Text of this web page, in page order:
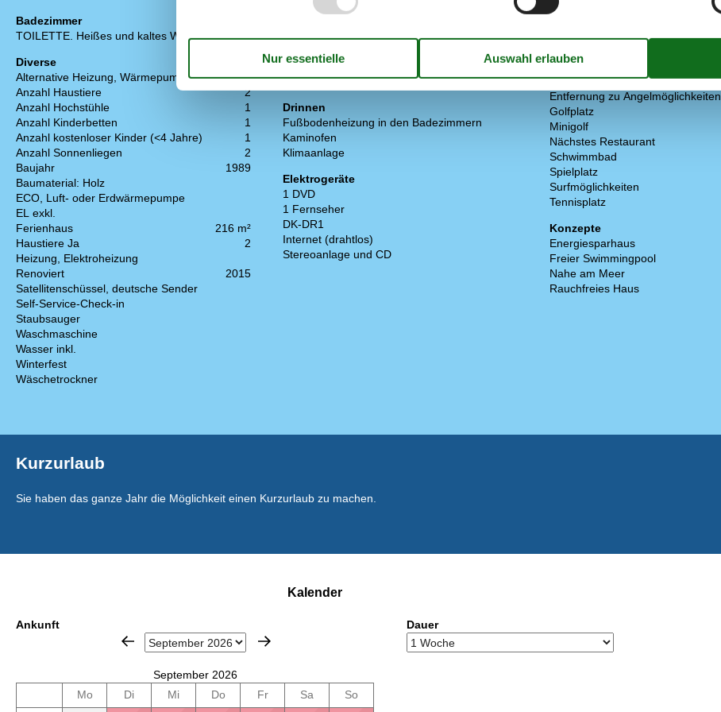
Badezimmer
TOILETTE. Heißes und kaltes Wasser
Diverse
Alternative Heizung, Wärmepumpe
Anzahl Haustiere
2
Anzahl Hochstühle
1
Anzahl Kinderbetten
1
Anzahl kostenloser Kinder (<4 Jahre)
1
Anzahl Sonnenliegen
2
Baujahr
1989
Baumaterial: Holz
ECO, Luft- oder Erdwärmepumpe
EL exkl.
Ferienhaus
216 m²
Haustiere Ja
2
Heizung, Elektroheizung
Renoviert
2015
Satellitenschüssel, deutsche Sender
Self-Service-Check-in
Staubsauger
Waschmaschine
Wasser inkl.
Winterfest
Wäschetrockner
Gartenmöbel
Kostenloser Parkplatz auf dem Gelände
4
Naturgrundstück
6477 m²
Drinnen
Fußbodenheizung in den Badezimmern
Kaminofen
Klimaanlage
Elektrogeräte
1 DVD
1 Fernseher
DK-DR1
Internet (drahtlos)
Stereoanlage und CD
Die nächste Stadt
Entf. zum Wasser/Baden
Entfernung Einkauf
Entfernung zu alt. Wasser/Baden
Entfernung zu Angelmöglichkeiten
Golfplatz
Minigolf
Nächstes Restaurant
Schwimmbad
Spielplatz
Surfmöglichkeiten
Tennisplatz
Konzepte
Energiesparhaus
Freier Swimmingpool
Nahe am Meer
Rauchfreies Haus
Kurzurlaub
Sie haben das ganze Jahr die Möglichkeit einen Kurzurlaub zu machen.
Kalender
Ankunft
September 2026
Mo
Di Mi Do Fr Sa So
Dauer